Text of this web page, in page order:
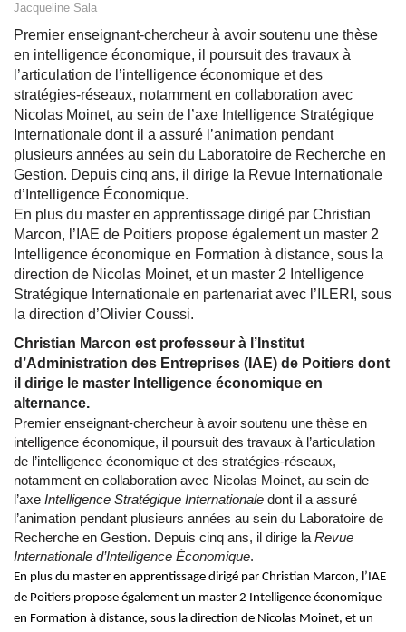
Jacqueline Sala
Premier enseignant-chercheur à avoir soutenu une thèse
en intelligence économique, il poursuit des travaux à
l’articulation de l’intelligence économique et des
stratégies-réseaux, notamment en collaboration avec
Nicolas Moinet, au sein de l’axe Intelligence Stratégique
Internationale dont il a assuré l’animation pendant
plusieurs années au sein du Laboratoire de Recherche en
Gestion. Depuis cinq ans, il dirige la Revue Internationale
d’Intelligence Économique.
En plus du master en apprentissage dirigé par Christian
Marcon, l’IAE de Poitiers propose également un master 2
Intelligence économique en Formation à distance, sous la
direction de Nicolas Moinet, et un master 2 Intelligence
Stratégique Internationale en partenariat avec l’ILERI, sous
la direction d’Olivier Coussi.
Christian Marcon est professeur à l’Institut
d’Administration des Entreprises (IAE) de Poitiers dont
il dirige le master Intelligence économique en
alternance.
Premier enseignant-chercheur à avoir soutenu une thèse en
intelligence économique, il poursuit des travaux à l’articulation
de l’intelligence économique et des stratégies-réseaux,
notamment en collaboration avec Nicolas Moinet, au sein de
l’axe Intelligence Stratégique Internationale dont il a assuré
l’animation pendant plusieurs années au sein du Laboratoire de
Recherche en Gestion. Depuis cinq ans, il dirige la Revue
Internationale d’Intelligence Économique.
En plus du master en apprentissage dirigé par Christian Marcon, l’IAE
de Poitiers propose également un master 2 Intelligence économique
en Formation à distance, sous la direction de Nicolas Moinet, et un